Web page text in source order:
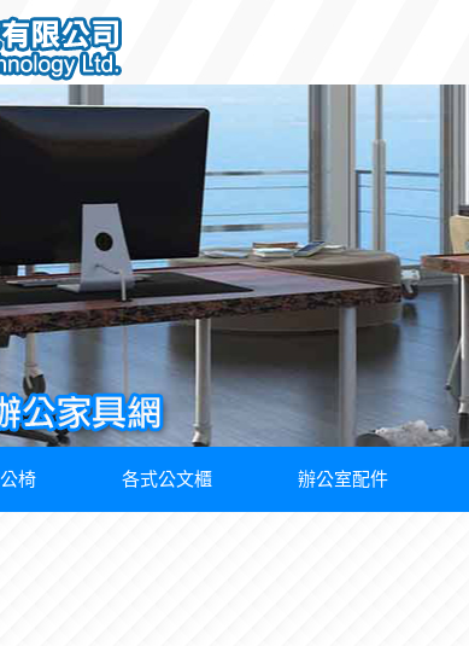
椅 各式公文櫃 辦公室配件